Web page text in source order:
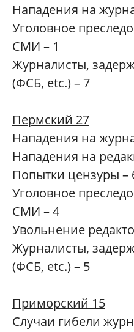
Нападения на
Уголовное
СМИ – 1
Журналисты,
(ФСБ, etc.) – 7
Пермский 27
Нападения на
Нападения на
Попытки цензуры –
Уголовное
СМИ – 4
Увольнение
Журналисты,
(ФСБ, etc.) – 5
Приморский 15
Случаи гибели